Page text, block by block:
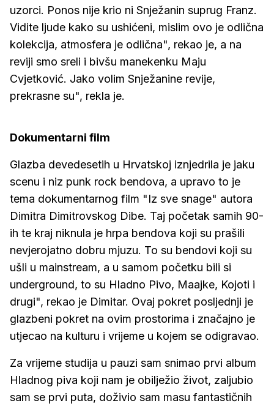
uzorci. Ponos nije krio ni Snježanin suprug Franz.
Vidite ljude kako su ushićeni, mislim ovo je odlična
kolekcija, atmosfera je odlična", rekao je, a na
reviji smo sreli i bivšu manekenku Maju
Cvjetković. Jako volim Snježanine revije,
prekrasne su", rekla je.
Dokumentarni film
Glazba devedesetih u Hrvatskoj iznjedrila je jaku
scenu i niz punk rock bendova, a upravo to je
tema dokumentarnog film "Iz sve snage" autora
Dimitra Dimitrovskog Dibe. Taj početak samih 90-
ih te kraj niknula je hrpa bendova koji su prašili
nevjerojatno dobru mjuzu. To su bendovi koji su
ušli u mainstream, a u samom početku bili si
underground, to su Hladno Pivo, Maajke, Kojoti i
drugi", rekao je Dimitar. Ovaj pokret posljednji je
glazbeni pokret na ovim prostorima i značajno je
utjecao na kulturu i vrijeme u kojem se odigravao.
Za vrijeme studija u pauzi sam snimao prvi album
Hladnog piva koji nam je obilježio život, zaljubio
sam se prvi puta, doživio sam masu fantastičnih